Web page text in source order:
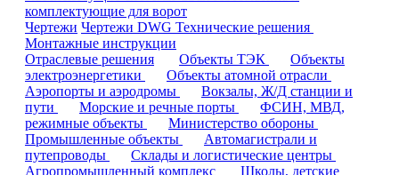
комплектующие для ворот
Чертежи Чертежи DWG Технические решения
Монтажные инструкции
Отраслевые решения
Объекты ТЭК
Объекты
электроэнергетики
Объекты атомной отрасли
Аэропорты и аэродромы
Вокзалы, Ж/Д станции и
пути
Морские и речные порты
ФСИН, МВД,
режимные объекты
Министерство обороны
Промышленные объекты
Автомагистрали и
путепроводы
Склады и логистические центры
Агропромышленный комплекс
Школы, детские